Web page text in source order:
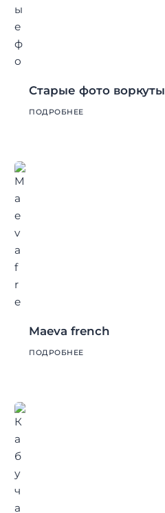
Старые фото воркуты
ПОДРОБНЕЕ
Maeva french
ПОДРОБНЕЕ